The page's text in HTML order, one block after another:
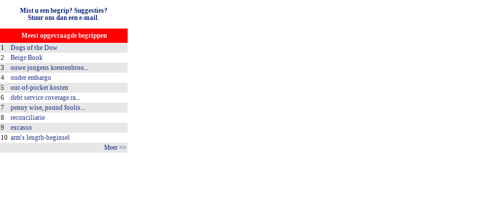
Mist u een begrip? Suggesties?
Stuur ons dan een e-mail.
Meest opgevraagde begrippen
1
Dogs of the Dow
2
Beige Book
3
ouwe jongens krentenbroo...
4
onder embargo
5
out-of-pocket kosten
6
debt service coverage ra...
7
penny wise, pound foolis...
8
reconciliatie
9
excasso
10 arm's length-beginsel
Meer >>